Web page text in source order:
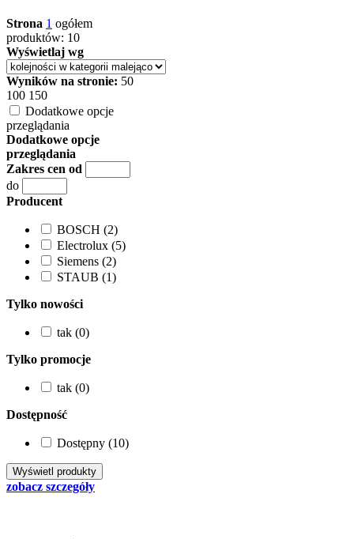
Strona 1 ogółem
produktów: 10
Wyświetlaj wg
Wyników na stronie: 50
100 150
Dodatkowe opcje
przeglądania
Dodatkowe opcje
przeglądania
Zakres cen od
do
Producent
BOSCH (2)
Electrolux (5)
Siemens (2)
STAUB (1)
Tylko nowości
tak (0)
Tylko promocje
tak (0)
Dostępność
Dostępny (10)
zobacz szczegóły